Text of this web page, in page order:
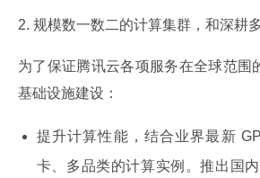
2. 规模数一数二的计算集群，和深耕
为了保证腾讯云各项服务在全球范围
基础设施建设：
提升计算性能，结合业界最新
卡、多品类的计算实例。推出国